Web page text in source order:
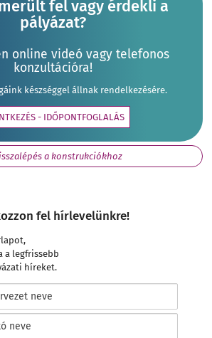
fel vagy érdekli a
pályázat?
online videó vagy telefonos
konzultációra!
készséggel állnak rendelkezésére.
- IDŐPONTFOGLALÁS
a konstrukciókhoz
fel hírlevelünkre!
a legfrissebb
híreket.